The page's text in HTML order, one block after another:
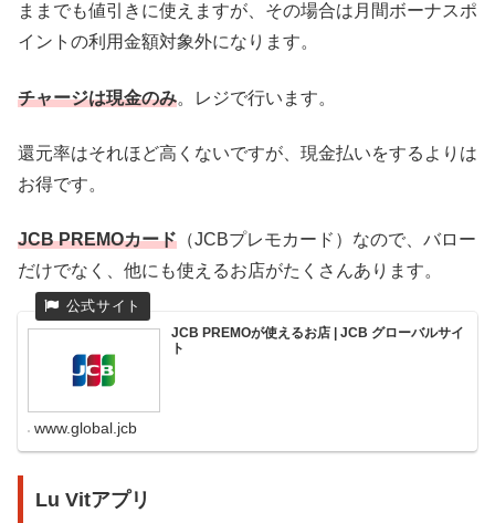
ままでも値引きに使えますが、その場合は月間ボーナスポ
イントの利用金額対象外になります。
チャージは現金のみ。レジで行います。
還元率はそれほど高くないですが、現金払いをするよりは
お得です。
JCB PREMOカード （JCBプレモカード）なので、バロー
だけでなく、他にも使えるお店がたくさんあります。
JCB PREMOが使えるお店 | JCB グローバルサイ
ト
www.global.jcb
Lu Vitアプリ